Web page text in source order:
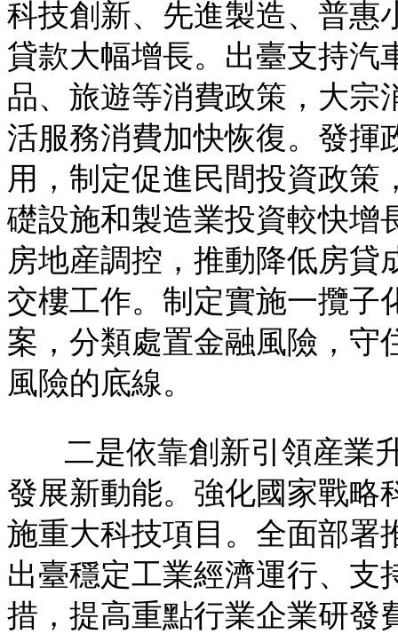
科技創新、先進製造、普惠
貸款大幅增長。出臺支持汽
品、旅遊等消費政策，大宗
活服務消費加快恢復。發揮
用，制定促進民間投資政策
礎設施和製造業投資較快增
房地産調控，推動降低房貸
交樓工作。制定實施一攬子
案，分類處置金融風險，守
風險的底線。
二是依靠創新引領産業
發展新動能。強化國家戰略
施重大科技項目。全面部署
出臺穩定工業經濟運行、支
措，提高重點行業企業研發